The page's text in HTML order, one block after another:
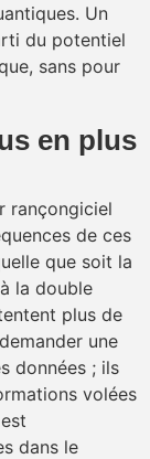
Un
du potentiel
sans pour
en plus
rançongiciel
de ces
que soit la
la double
plus de
une
données ; ils
volées
dans le